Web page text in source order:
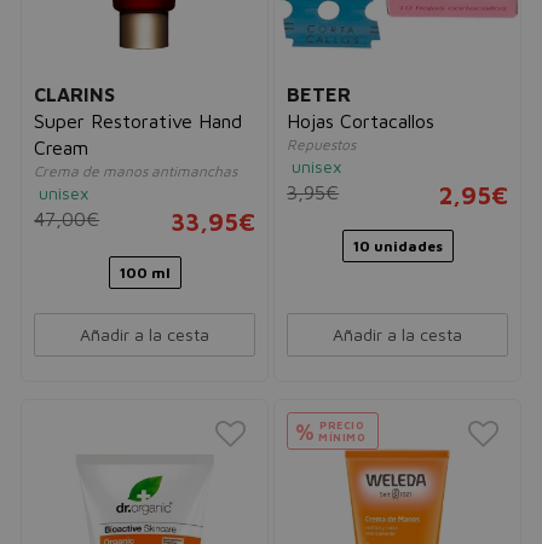
CLARINS
Super Restorative Hand
Cream
Crema de manos antimanchas
unisex
47,00€ 33,95€
100 ml
Añadir a la cesta
BETER
Hojas Cortacallos
Repuestos
unisex
3,95€ 2,95€
10 unidades
Añadir a la cesta
% PRECIO
MÍNIMO